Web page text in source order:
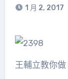
1 月 2, 2017
王輔立教你做